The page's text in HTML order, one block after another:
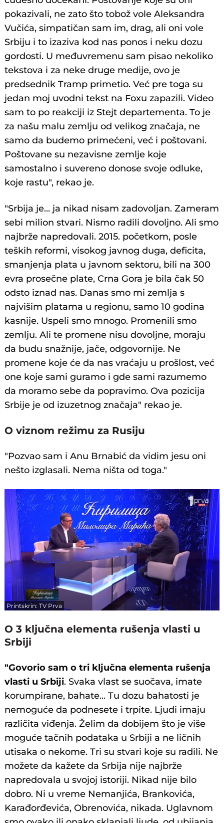
pokazivali, ne zato što tobož vole Aleksandra
Vučića, simpatičan sam im, drag, ali oni vole
Srbiju i to izaziva kod nas ponos i neku dozu
gordosti. U međuvremenu sam pisao nekoliko
tekstova i za neke druge medije, ovo je
predsednik Tramp primetio. Već pre toga su
jedan moj uvodni tekst na Foxu zapazili. Video
sam to po reakciji iz Stejt departementa. To je
za našu malu zemlju od velikog značaja, ne
samo da budemo primećeni, već i poštovani.
Poštovane su nezavisne zemlje koje
samostalno i suvereno donose svoje odluke,
koje rastu", rekao je.
"Srbija je... ja nikad nisam zadovoljan. Zameram
sebi milion stvari. Nismo radili dovoljno. Ali smo
najbrže napredovali. 2015. početkom, posle
teških reformi, visokog javnog duga, deficita,
smanjenja plata u javnom sektoru, bili na 300
evra prosečne plate, Crna Gora je bila čak 50
odsto iznad nas. Danas smo mi zemlja s
najvišim platama u regionu, samo 10 godina
kasnije. Uspeli smo mnogo. Promenili smo
zemlju. Ali te promene nisu dovoljne, moraju
da budu snažnije, jače, odgovornije. Ne
promene koje će da nas vraćaju u prošlost, već
one koje sami guramo i gde sami razumemo
da moramo sebe da popravimo. Ova pozicija
Srbije je od izuzetnog značaja" rekao je.
O viznom režimu za Rusiju
"Pozvao sam i Anu Brnabić da vidim jesu oni
nešto izglasali. Nema ništa od toga."
Printskrin: TV Prva
O 3 ključna elementa rušenja vlasti u
Srbiji
"Govorio sam o tri ključna elementa rušenja
vlasti u Srbiji. Svaka vlast se suočava, imate
korumpirane, bahate... Tu dozu bahatosti je
nemoguće da podnesete i trpite. Ljudi imaju
različita viđenja. Želim da dobijem što je više
moguće tačnih podataka u Srbiji a ne ličnih
utisaka o nekome. Tri su stvari koje su radili. Ne
možete da kažete da Srbija nije najbrže
napredovala u svojoj istoriji. Nikad nije bilo
dobro. Ni u vreme Nemanjića, Brankovića,
Karađorđevića, Obrenovića, nikada. Uglavnom